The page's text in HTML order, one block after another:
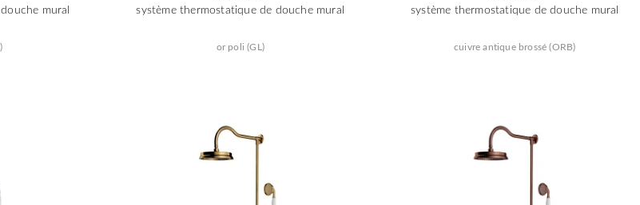
mural
système thermostatique de douche mural
or poli (GL)
système thermostatique de douche mural
cuivre antique brossé (ORB)